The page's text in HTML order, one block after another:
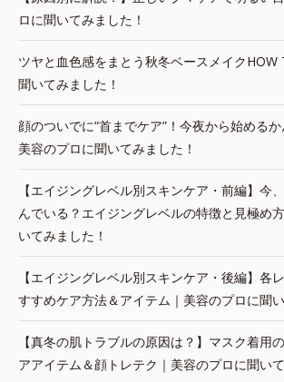
ロに聞いてみました！
ツヤと血色感をまとう秋冬ベースメイクHOW
聞いてみました！
顔のついでに“首までケア”！今夜から始めるか
美容のプロに聞いてみました！
【エイジングレベル別スキンケア・前編】今
んでいる？エイジングレベルの特徴と見極め
いてみました！
【エイジングレベル別スキンケア・後編】各
すすめケア方法＆アイテム｜美容のプロに聞
【真冬の肌トラブルの原因は？】マスク着用
アアイテム＆顔トレテク｜美容のプロに聞い